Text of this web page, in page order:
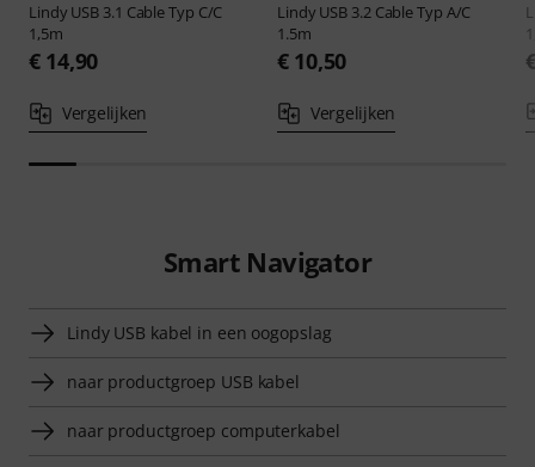
Lindy USB 3.1 Cable Typ C/C
1,5m
€ 14,90
Vergelijken
Lindy USB 3.2 Cable Typ A/C
1.5m
€ 10,50
Vergelijken
Smart Navigator
Lindy USB kabel in een oogopslag
naar productgroep USB kabel
naar productgroep computerkabel